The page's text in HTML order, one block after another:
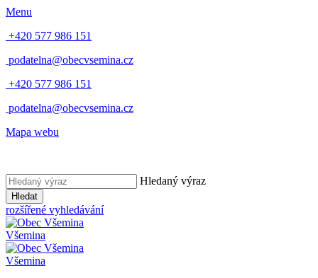
Menu
+420 577 986 151
podatelna@obecvsemina.cz
+420 577 986 151
podatelna@obecvsemina.cz
Mapa webu
Hledaný výraz
Hledat
rozšířené vyhledávání
Všemina
Všemina